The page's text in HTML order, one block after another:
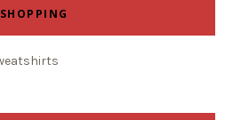
SHOPPING